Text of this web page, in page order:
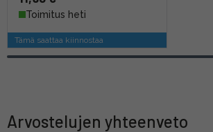
Toimitus heti
Tämä saattaa kiinnostaa
Arvostelujen yhteenveto